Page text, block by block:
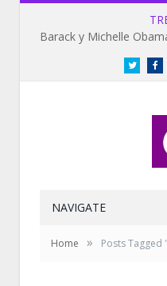
Twitter
NAVIGATE
Home » Posts Tagged